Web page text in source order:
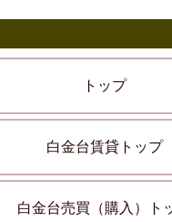
トップ
白金台賃貸トップ
白金台売買（購入）ト